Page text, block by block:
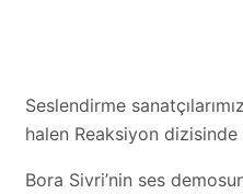
Seslendirme
halen Reaksiyon
Bora Sivri’nin ses